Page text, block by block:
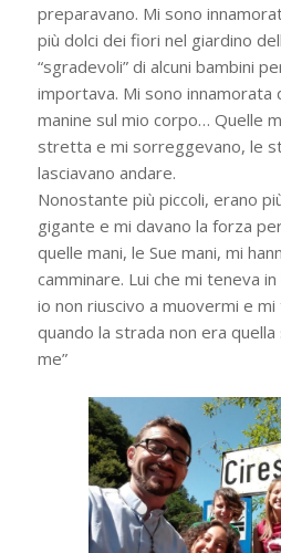
preparavano. Mi sono
più dolci dei fiori nel giardino
“sgradevoli” di alcuni bambini
importava. Mi sono innamorata
manine sul mio corpo… Quelle
stretta e mi sorreggevano, le
lasciavano andare.
Nonostante più piccoli, erano
gigante e mi davano la forza
quelle mani, le Sue mani, mi
camminare. Lui che mi teneva
io non riuscivo a muovermi e
quando la strada non era quella
me”